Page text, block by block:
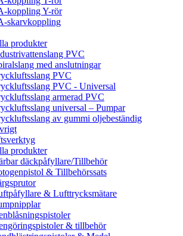
koppling Y-rör
skarvkoppling
produkter
PVC
med anslutningar
PVC
PVC - Universal
armerad PVC
universal – Pumpar
av gummi oljebeständig
produkter
däckpåfyllare/Tillbehör
& Tillbehörssats
& Lufttrycksmätare
& tillbehör